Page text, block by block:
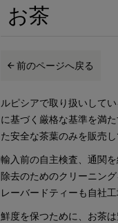
お茶
前のページへ戻る
ルピシアで取り扱いして
に基づく厳格な基準を満
た安全な茶葉のみを販売し
輸入前の自主検査、通関
除去のためのクリーニン
レーバードティーも自社
鮮度を保つために、お茶